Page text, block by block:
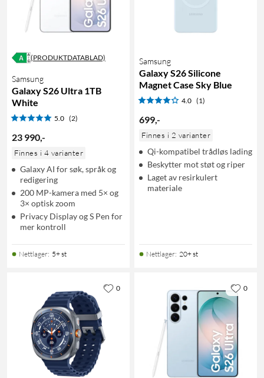
(PRODUKTDATABLAD)
Samsung
Galaxy S26 Ultra 1TB
White
5.0 (2)
23 990,-
Finnes i 4 varianter
Galaxy AI for søk, språk og
redigering
200 MP-kamera med 5× og
3× optisk zoom
Privacy Display og S Pen for
mer kontroll
Nettlager: 5+ st
Samsung
Galaxy S26 Silicone
Magnet Case Sky Blue
4.0 (1)
699,-
Finnes i 2 varianter
Qi-kompatibel trådløs lading
Beskytter mot støt og riper
Laget av resirkulert
materiale
Nettlager: 20+ st
0 0